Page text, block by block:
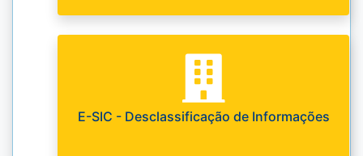
E-SIC - Desclassificação de Informações